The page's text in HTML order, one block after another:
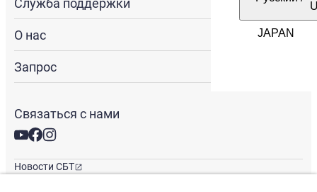
О нас
Запрос
Связаться с нами
Новости СБТ